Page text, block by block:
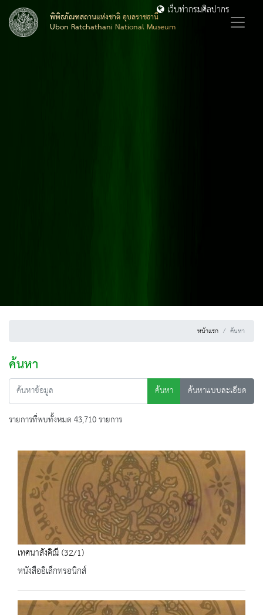
พิพิธภัณฑสถานแห่งชาติ อุบลราชธานี
Ubon Ratchathani National Museum
เว็บท่ากรมศิลปากร
หน้าแรก ค้นหา
ค้นหา
ค้นหา
ค้นหาแบบละเอียด
รายการที่พบทั้งหมด 43,710 รายการ
เทศนาสังคิณี (32/1)
หนังสืออิเล็กทรอนิกส์